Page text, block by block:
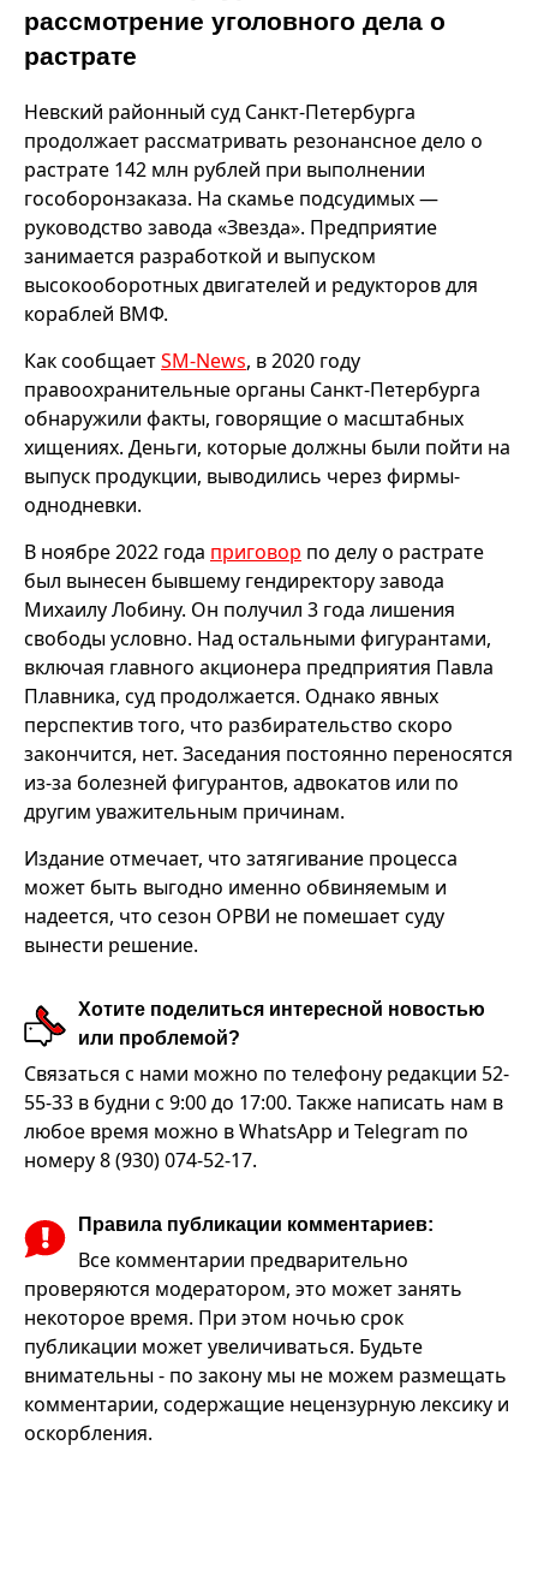
рассмотрение уголовного дела о
растрате
Невский районный суд Санкт-Петербурга
продолжает рассматривать резонансное дело о
растрате 142 млн рублей при выполнении
гособоронзаказа. На скамье подсудимых —
руководство завода «Звезда». Предприятие
занимается разработкой и выпуском
высокооборотных двигателей и редукторов для
кораблей ВМФ.
Как сообщаетSM-News, в 2020 году
правоохранительные органы Санкт-Петербурга
обнаружили факты, говорящие о масштабных
хищениях. Деньги, которые должны были пойти на
выпуск продукции, выводились через фирмы-
однодневки.
В ноябре 2022 года приговор по делу о растрате
был вынесен бывшему гендиректору завода
Михаилу Лобину. Он получил 3 года лишения
свободы условно. Над остальными фигурантами,
включая главного акционера предприятия Павла
Плавника, суд продолжается. Однако явных
перспектив того, что разбирательство скоро
закончится, нет. Заседания постоянно переносятся
из-за болезней фигурантов, адвокатов или по
другим уважительным причинам.
Издание отмечает, что затягивание процесса
может быть выгодно именно обвиняемым и
надеется, что сезон ОРВИ не помешает суду
вынести решение.
Хотите поделиться интересной новостью
или проблемой?
Связаться с нами можно по телефону редакции 52-
55-33 в будни с 9:00 до 17:00. Также написать нам в
любое время можно в WhatsApp и Telegram по
номеру 8 (930) 074-52-17.
Правила публикации комментариев:
Все комментарии предварительно
проверяются модератором, это может занять
некоторое время. При этом ночью срок
публикации может увеличиваться. Будьте
внимательны - по закону мы не можем размещать
комментарии, содержащие нецензурную лексику и
оскорбления.